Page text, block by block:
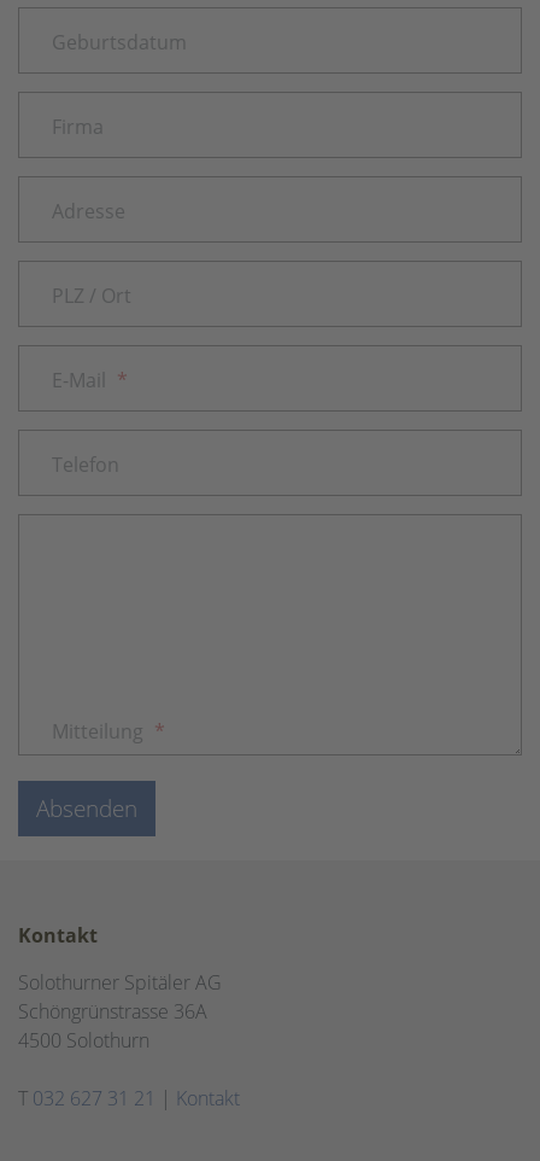
Geburtsdatum
Firma
Adresse
PLZ / Ort
E-Mail *
Telefon
Mitteilung *
Absenden
Kontakt
Solothurner Spitäler AG
Schöngrünstrasse 36A
4500 Solothurn
T 032 627 31 21 | Kontakt